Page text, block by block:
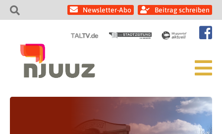
Newsletter-Abo Beitrag schreiben